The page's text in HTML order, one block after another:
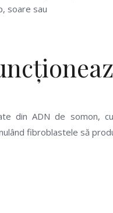
soare sau
din ADN de somon,
fibroblastele să